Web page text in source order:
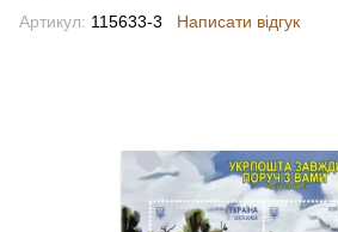
Артикул: 115633-3 Написати відгук